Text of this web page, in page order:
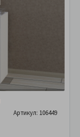
Артикул: 106449